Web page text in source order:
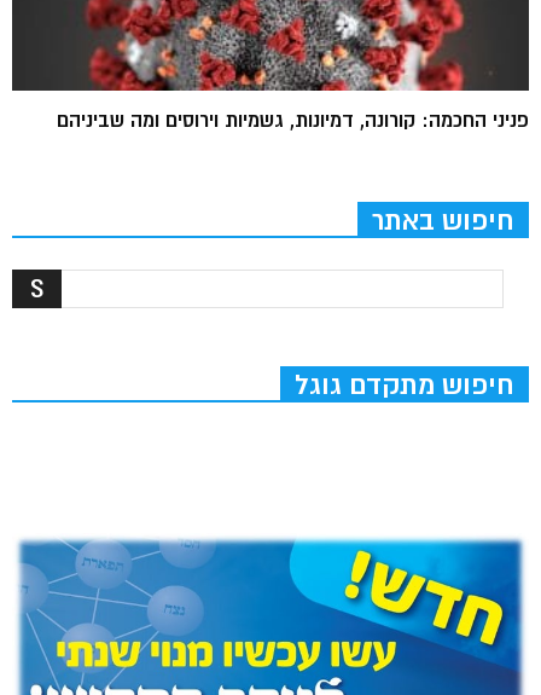
פניני החכמה: קורונה, דמיונות, גשמיות וירוסים ומה שביניהם
חיפוש באתר
חיפוש מתקדם גוגל